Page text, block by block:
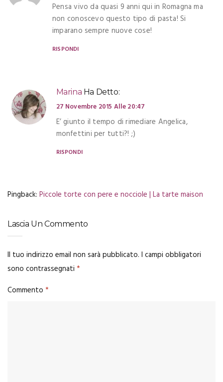
Pensa vivo da quasi 9 anni qui in Romagna ma
non conoscevo questo tipo di pasta! Si
imparano sempre nuove cose!
RISPONDI
Marina Ha Detto:
27 Novembre 2015 Alle 20:47
E’ giunto il tempo di rimediare Angelica,
monfettini per tutti?! ;)
RISPONDI
Pingback: Piccole torte con pere e nocciole | La tarte maison
Lascia Un Commento
Il tuo indirizzo email non sarà pubblicato. I campi obbligatori
sono contrassegnati *
Commento *